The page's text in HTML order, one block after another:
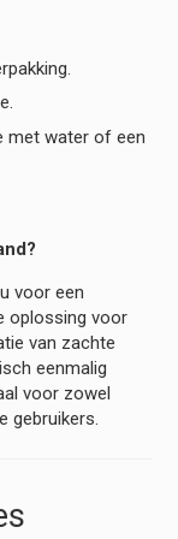
met water of een
voor een
oplossing voor
van zachte
eenmalig
voor zowel
gebruikers.